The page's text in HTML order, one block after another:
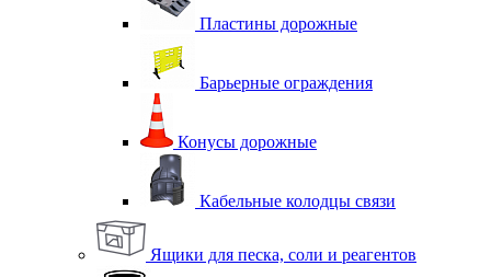
Пластины дорожные
Барьерные ограждения
Конусы дорожные
Кабельные колодцы связи
Ящики для песка, соли и реагентов